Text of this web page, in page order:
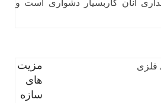
آنان کاربسیار دشواری است و
مزیت
های
سازه